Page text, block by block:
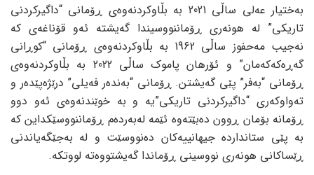
بەختیار عەلی ساڵی 2021 بە بڵاوکردنەوەی ڕۆمانی “داگیرکردنی
تاریکی” لە هونەری ڕۆماننووسیندا گەیشتە ئەو قۆناغەی کە
نەجیب مەحفوز ساڵی 1962 بە بڵاوکردنەوەی ڕۆمانی “کوڕانی
گەڕەکەکەمان” و ئۆرهان پاموک ساڵی 2022 بە بڵاوکردنەوەی
ڕۆمانی “بەفر” پێی گەیشتن. ڕۆمانی “بەندەر فەیلی” درێژەپێدەر و
تەواوکەری “داگیرکردنی تاریکی”یە و بە خوێندنەوەی ئەو دوو
ڕۆمانە بۆمان ڕوون دەبێتەوە ئێمە لەبەردەم ڕۆماننووسێکداین کە
بە پێی ستانداردە جیهانییەکان دەنووسێت و لە بەجێگەیاندنی
ڕێساکانی هونەری نووسینی ڕۆماندا گەیشتووەتە لووتکە.